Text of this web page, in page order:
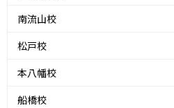
南流山校
松戸校
本八幡校
船橋校